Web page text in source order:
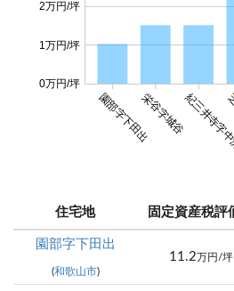
園部字下田出栄谷字城谷紀三井寺
0万円/坪
1万円/坪
2万円/坪
住宅地 固定資産税評
園部字下田出
(和歌山市)
11.2 万円/坪